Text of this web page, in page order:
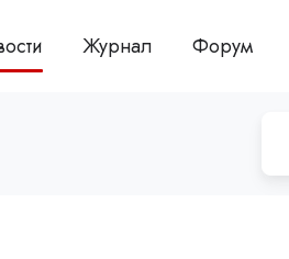
Журнал Форум